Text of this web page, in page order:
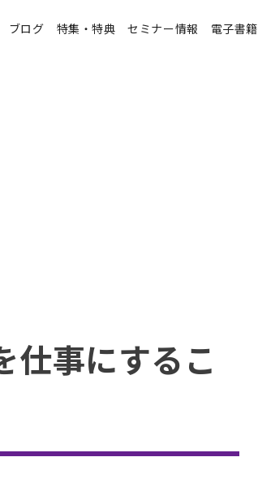
ブログ 特集・特典 セミナー情報 電子書籍
仕事にするこ